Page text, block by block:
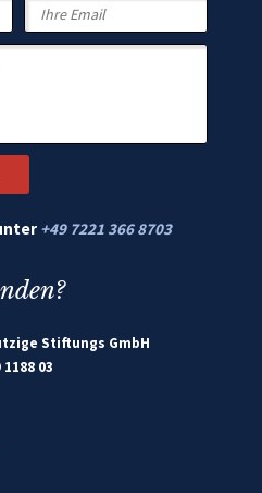
+49 7221 366 8703
Stiftungs GmbH
1188 03